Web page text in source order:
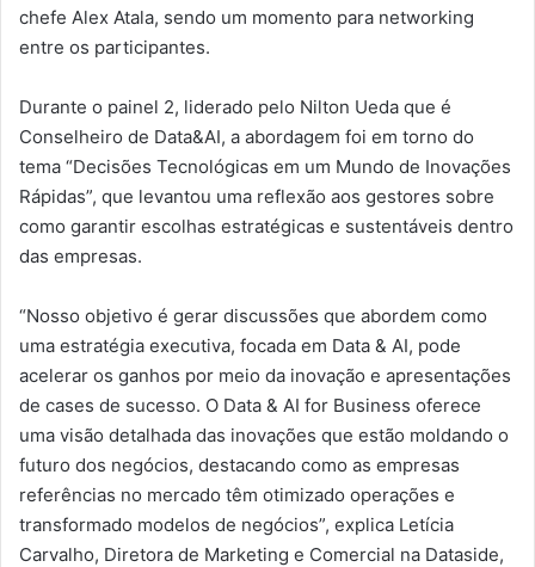
chefe Alex Atala, sendo um momento para networking
entre os participantes.
Durante o painel 2, liderado pelo Nilton Ueda que é
Conselheiro de Data&AI, a abordagem foi em torno do
tema “Decisões Tecnológicas em um Mundo de Inovações
Rápidas”, que levantou uma reflexão aos gestores sobre
como garantir escolhas estratégicas e sustentáveis dentro
das empresas.
“Nosso objetivo é gerar discussões que abordem como
uma estratégia executiva, focada em Data & AI, pode
acelerar os ganhos por meio da inovação e apresentações
de cases de sucesso. O Data & AI for Business oferece
uma visão detalhada das inovações que estão moldando o
futuro dos negócios, destacando como as empresas
referências no mercado têm otimizado operações e
transformado modelos de negócios”, explica Letícia
Carvalho, Diretora de Marketing e Comercial na Dataside,